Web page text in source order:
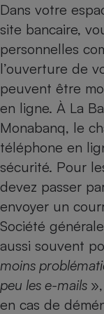
Dans votre
site bancaire,
personnelles
l’ouverture de
peuvent être
en ligne. À La
Monabanq, le
téléphone en
sécurité. Pour
devez passer
envoyer un
Société
aussi souvent
moins
peu les e-mails
en cas de